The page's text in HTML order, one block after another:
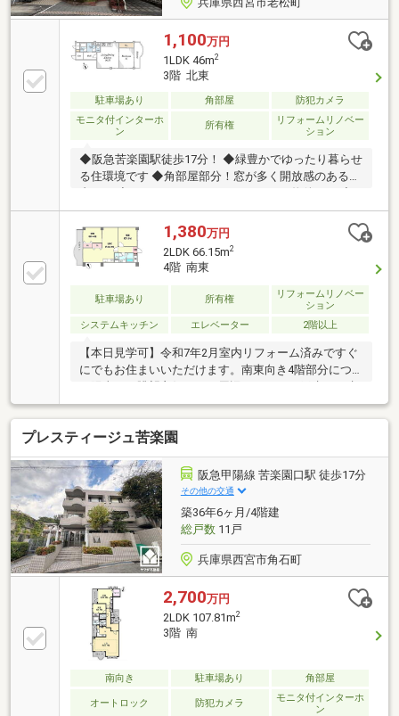
1,100万円
1LDK 46m2
3階 北東
駐車場あり 角部屋
防犯カメラ
モニタ付インターホ
ン
所有権
リフォームリノベー
ション
◆阪急苦楽園駅徒歩17分！ ◆緑豊かでゆったり暮らせ
る住環境です ◆角部屋部分！窓が多く開放感のある室
苦楽園小学校・苦楽園中学校地域！
1,380万円
2LDK 66.15m2
4階 南東
駐車場あり 所有権
リフォームリノベー
ション
システムキッチン
エレベーター 2階以上
【本日見学可】令和7年2月室内リフォーム済みですぐ
にでもお住まいいただけます。南東向き4階部分につ
ち並ぶ閑静な住宅街に立地
プレスティージュ苦楽園
阪急甲陽線 苦楽園口駅 徒歩17分
その他の交通
築36年6ヶ月/4階建
総戸数11戸
兵庫県西宮市角石町
2,700万円
2LDK 107.81m2
3階 南
南向き 駐車場あり 角部屋
オートロック 防犯カメラ
モニタ付インターホ
ン